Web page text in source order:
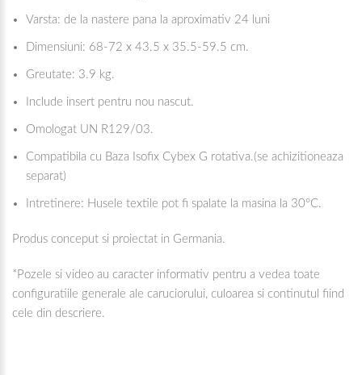
Varsta: de la nastere pana la aproximativ 24 luni
Dimensiuni: 68-72 x 43.5 x 35.5-59.5 cm.
Greutate: 3.9 kg.
Include insert pentru nou nascut.
Omologat UN R129/03.
Compatibila cu Baza Isofix Cybex G rotativa.(se achizitioneaza
separat)
Intretinere: Husele textile pot fi spalate la masina la 30°C.
Produs conceput si proiectat in Germania.
*Pozele si video au caracter informativ pentru a vedea toate
configuratiile generale ale caruciorului, culoarea si continutul fiind
cele din descriere.